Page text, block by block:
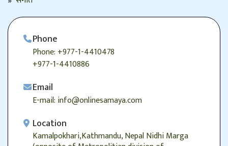
Phone
Phone: +977-1-4410478
+977-1-4410886
Email
E-mail: info@onlinesamaya.com
Location
Kamalpokhari,Kathmandu, Nepal Nidhi Marga